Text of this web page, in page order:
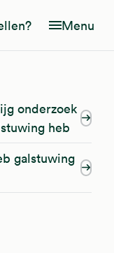
Menu
onderzoek
heb
galstuwing